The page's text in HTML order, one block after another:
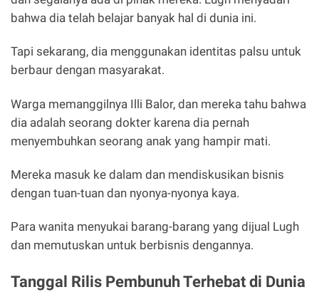
bahwa dia telah belajar banyak hal di dunia ini.
Tapi sekarang, dia menggunakan identitas palsu untuk
berbaur dengan masyarakat.
Warga memanggilnya Illi Balor, dan mereka tahu bahwa
dia adalah seorang dokter karena dia pernah
menyembuhkan seorang anak yang hampir mati.
Mereka masuk ke dalam dan mendiskusikan bisnis
dengan tuan-tuan dan nyonya-nyonya kaya.
Para wanita menyukai barang-barang yang dijual Lugh
dan memutuskan untuk berbisnis dengannya.
Tanggal Rilis Pembunuh Terhebat di Dunia